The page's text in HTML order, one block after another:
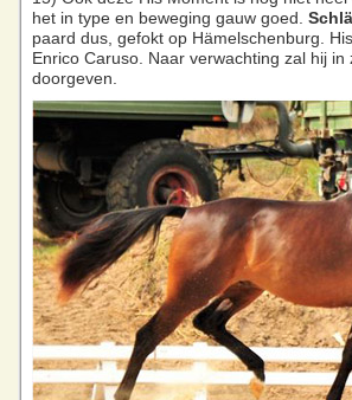
het in type en beweging gauw goed.
paard dus, gefokt op Hämelschenburg.
Enrico Caruso. Naar verwachting zal hij
doorgeven.